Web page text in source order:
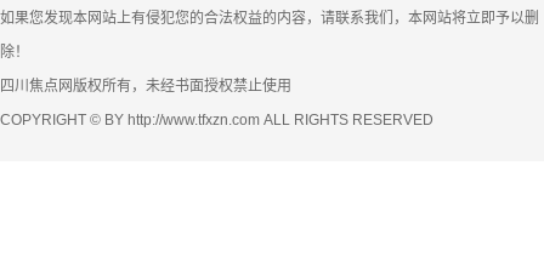
如果您发现本网站上有侵犯您的合法权益的内容，请联系我们，本网站将立即予以删
除！
四川焦点网版权所有，未经书面授权禁止使用
COPYRIGHT © BY http://www.tfxzn.com ALL RIGHTS RESERVED